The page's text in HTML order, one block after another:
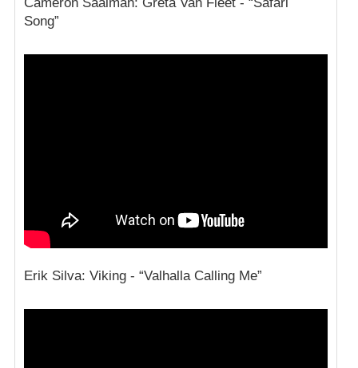
Song”
Erik Silva: Viking - “Valhalla Calling Me”